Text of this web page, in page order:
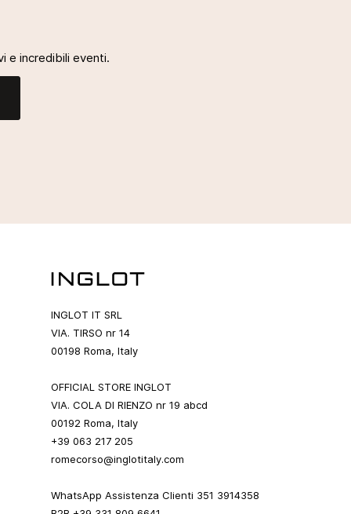
e incredibili eventi.
INGLOT IT SRL
VIA. TIRSO nr 14
00198 Roma, Italy
OFFICIAL STORE INGLOT
VIA. COLA DI RIENZO nr 19 abcd
00192 Roma, Italy
+39 063 217 205
romecorso@inglotitaly.com
WhatsApp Assistenza Clienti 351 3914358